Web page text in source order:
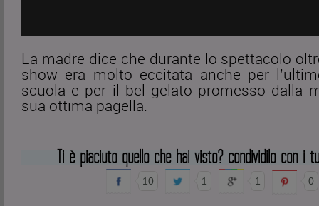
La madre dice che durante lo spettacolo
show era molto eccitata anche per
scuola e per il bel gelato promesso dalla
sua ottima pagella.
Ti è piaciuto quello che hai visto? condividilo con i
10 1 1 0